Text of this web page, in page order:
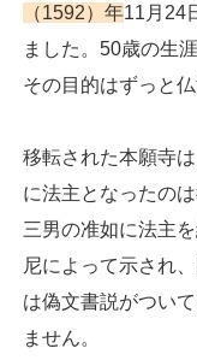
（1592）年11月24
ました。50歳の生
その目的はずっと
移転された本願寺
に法主となったの
三男の准如に法主
尼によって示され
は偽文書説がつい
ません。